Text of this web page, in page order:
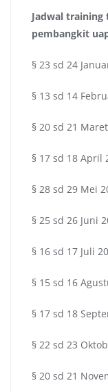
Jadwal training
pembangkit
§ 23 sd 24
§ 13 sd 14
§ 20 sd 21
§ 17 sd 18 April
§ 28 sd 29 Mei
§ 25 sd 26 Juni
§ 16 sd 17 Juli
§ 15 sd 16
§ 17 sd 18
§ 22 sd 23
§ 20 sd 21